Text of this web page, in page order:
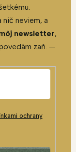
neviem, a
newsletter,
zaň. —
ochrany